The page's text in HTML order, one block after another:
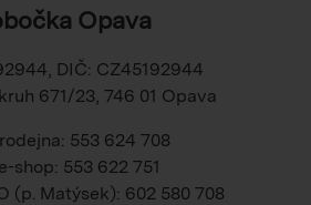
Opava
DIČ: CZ45192944
671/23, 746 01 Opava
553 624 708
shop: 553 622 751
(p. Matýsek): 602 580 708